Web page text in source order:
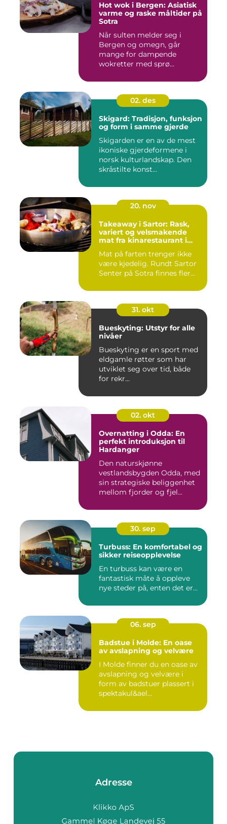
Hot wok i Bergen: Asiatisk
varme og raske måltider på
Sotra
Når sulten melder seg i
Bergen og omegn, går
mange for dampende
wokretter med sprø...
02. des
Skigard: Tradisjon, funksjon
og form i samme gjerde
Skigarden er en av de mest
ikoniske gjerdeformene i
norsk kulturlandskap. Den
skråstilte konst...
20. nov
Takeaway i Sartor: Rask,
variert og velsmakende
mat fra kinarestaurant i
Mat på farten trenger ikke
være kjedelig. Rundt Sartor
Senter på Sotra finnes fler...
31. okt
Bueskyting: Utstyr for alle
nivåer
Bueskyting er en sport med
eldgamle røtter som har
utviklet seg over tid, både
for rekr...
02. okt
Overnatting i Odda: En
perfekt introduksjon til
Hardanger
Den naturskjønne
vestlandsbygden Odda, med
sin strategiske beliggenhet
mellom fjorder og fjel...
30. sep
Turbuss: En komfortabel og
sikker reiseopplevelse
En turbuss kan være en
fantastisk måte å oppleve
nye steder på, enten det er...
06. sep
Badstue i Molde: En oase
av avslapning og velvære
I Molde finner du en oase av
avslapning og velvære i
form av badstuer plassert i
spektakul&ael...
Adresse